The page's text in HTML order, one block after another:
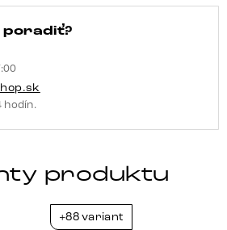
hodín.
produktu
+88 variant